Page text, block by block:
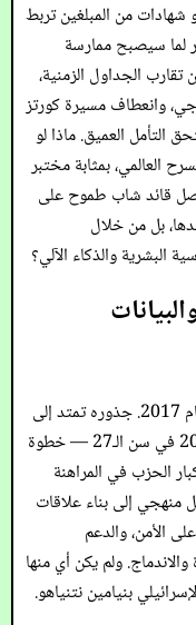
شهادات من المبلغين تربط
عام 2017 بنشر مبكر لما سيصبح ممارسة
تقارب الجداول الزمنية،
وانعطاف مسيرة كورتز
التأمل العميق. ماذا لو
العالمي، بمثابة مختبر
حصل قائد شاب طموح على
بل من خلال
البشرية والذكاء الآلي؟
لم يظهر صعود سيباستيان كورتز فجأة في عام 2017. جذوره تمتد إلى
تعيينه غير المحتمل كوزير للخارجية عام 2013 في سن الـ27 — خطوة
الحزب في المراهنة
منهجي إلى بناء علاقات
الأمن، والدعم
ولم يكن أي منها
بنيامين نتنياهو.